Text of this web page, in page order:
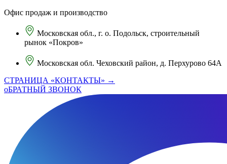
Офис продаж и производство
Московская обл., г. о. Подольск, строительный
рынок «Покров»
Московская обл. Чеховский район, д. Перхурово 64А
СТРАНИЦА «КОНТАКТЫ» →
оБРАТНЫЙ ЗВОНОК